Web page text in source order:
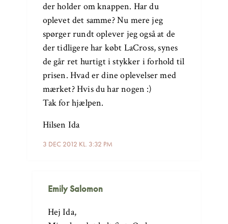
3 DEC 2012 KL. 3:32 PM
der holder om knappen. Har du
oplevet det samme? Nu mere jeg
spørger rundt oplever jeg også at de
der tidligere har købt LaCross, synes
de går ret hurtigt i stykker i forhold til
prisen. Hvad er dine oplevelser med
mærket? Hvis du har nogen :)
Tak for hjælpen.
Hilsen Ida
Emily Salomon
Hej Ida,